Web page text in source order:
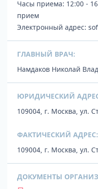
Часы приема: 12:00 -
прием
Электронный адрес:
ГЛАВНЫЙ ВРАЧ:
Намдаков Николай
ЮРИДИЧЕСКИЙ
109004, г. Москва, ул.
ФАКТИЧЕСКИЙ АДРЕС:
109004, г. Москва, ул.
ДОКУМЕНТЫ